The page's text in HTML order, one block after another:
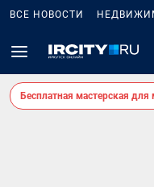
ВСЕ НОВОСТИ
Бесплатная мастерская